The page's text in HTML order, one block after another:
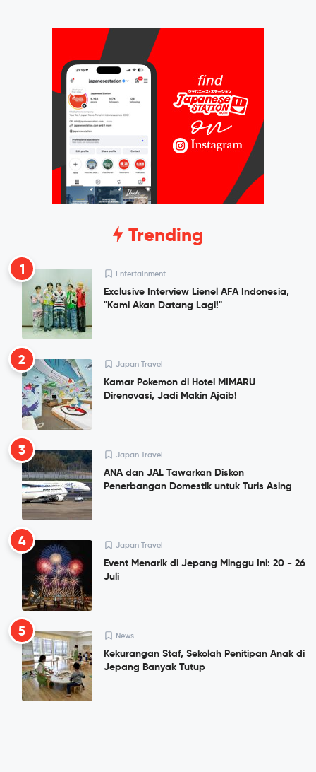
Trending
1 Entertainment
Exclusive Interview Lienel AFA Indonesia,
"Kami Akan Datang Lagi!"
2 Japan Travel
Kamar Pokemon di Hotel MIMARU
Direnovasi, Jadi Makin Ajaib!
3 Japan Travel
ANA dan JAL Tawarkan Diskon
Penerbangan Domestik untuk Turis Asing
4 Japan Travel
Event Menarik di Jepang Minggu Ini: 20 - 26
Juli
5 News
Kekurangan Staf, Sekolah Penitipan Anak di
Jepang Banyak Tutup